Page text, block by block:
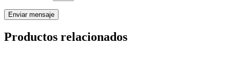
Productos relacionados